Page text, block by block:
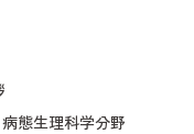
態生理科学分野